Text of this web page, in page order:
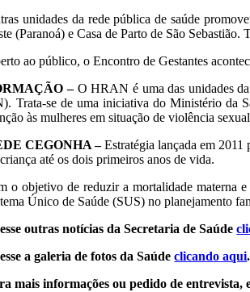
unidades da rede pública de saúde
(Paranoá) e Casa de Parto de São
ao público, o Encontro de Gestantes
– O HRAN é uma das unidades
Trata-se de uma iniciativa do Ministério da
às mulheres em situação de violência
CEGONHA –Estratégia lançada em
até os dois primeiros anos de vida.
o objetivo de reduzir a mortalidade materna
Único de Saúde (SUS) no planejamento
outras notícias da Secretaria de Saúde
a galeria de fotos da Saúdeclicando aqui.
mais informações ou pedido de